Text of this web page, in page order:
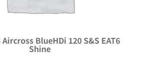
BlueHDi 120 S&S EAT6
Shine